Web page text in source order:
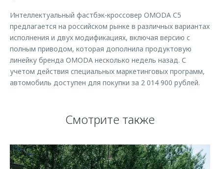
Интеллектуальный фастбэк-кроссовер OMODA C5
предлагается на российском рынке в различных вариантах
исполнения и двух модификациях, включая версию с
полным приводом, которая дополнила продуктовую
линейку бренда OMODA несколько недель назад. С
учетом действия специальных маркетинговых программ,
автомобиль доступен для покупки за 2 014 900 рублей.
Смотрите также